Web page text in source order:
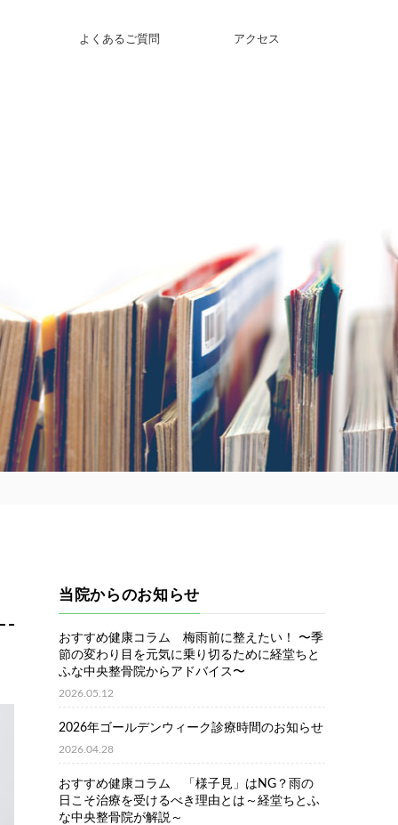
よくあるご質問 アクセス
当院からのお知らせ
おすすめ健康コラム 梅雨前に整えたい！ 〜季
節の変わり目を元気に乗り切るために経堂ちと
ふな中央整骨院からアドバイス〜
2026.05.12
2026年ゴールデンウィーク診療時間のお知らせ
2026.04.28
おすすめ健康コラム 「様子見」はNG？雨の
日こそ治療を受けるべき理由とは～経堂ちとふ
な中央整骨院が解説～